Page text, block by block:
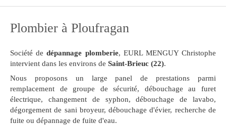
Plombier à Ploufragan
Société dedépannage plomberie, EURL MENGUY Christophe
intervient dans les environs de Saint-Brieuc (22).
Nous proposons un large panel de prestations parmi
remplacement de groupe de sécurité, débouchage au furet
électrique, changement de syphon, débouchage de lavabo,
dégorgement de sani broyeur, débouchage d'évier, recherche de
fuite ou dépannage de fuite d'eau.